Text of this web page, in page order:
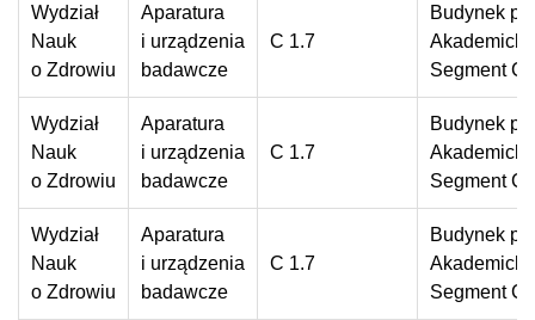
Wydział
Nauk
o Zdrowiu
Aparatura
i urządzenia
badawcze
C 1.7
Budynek
Segment C
Wydział
Nauk
o Zdrowiu
Aparatura
i urządzenia
badawcze
C 1.7
Budynek
Segment C
Wydział
Nauk
o Zdrowiu
Aparatura
i urządzenia
badawcze
C 1.7
Budynek
Segment C